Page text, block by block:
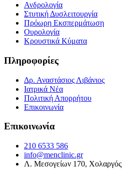
Ανδρολογία
Στυτική Δυσλειτουργία
Πρόωρη Εκσπερμάτωση
Ουρολογία
Κρουστικά Κύματα
Πληροφορίες
Δρ. Αναστάσιος Λιβάνιος
Ιατρικά Νέα
Πολιτική Απορρήτου
Επικοινωνία
Επικοινωνία
210 6533 586
info@menclinic.gr
Λ. Μεσογείων 170, Χολαργός